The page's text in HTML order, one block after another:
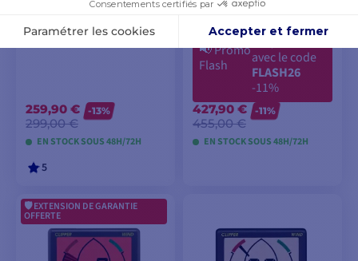
259,90 €
299,00 €
-13%
EN STOCK SOUS 48H/72H
5
AJOUTER AU
PANIER
📢Promo
Flash
455,00 €
avec le code
FLASH26
-11%
427,90 €
455,00 €
-11%
EN STOCK SOUS 48H/72H
PANIER
EXTENSION DE GARANTIE
OFFERTE